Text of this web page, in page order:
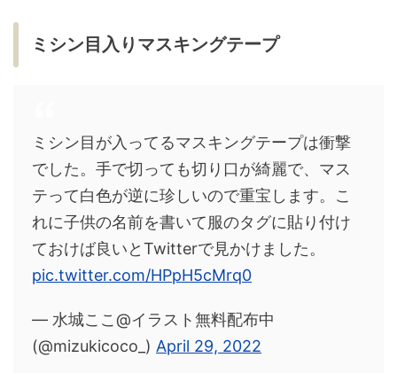
ミシン目入りマスキングテープ
ミシン目が入ってるマスキングテープは衝撃
でした。手で切っても切り口が綺麗で、マス
テって白色が逆に珍しいので重宝します。こ
れに子供の名前を書いて服のタグに貼り付け
ておけば良いとTwitterで見かけました。
pic.twitter.com/HPpH5cMrq0
— 水城ここ@イラスト無料配布中
(@mizukicoco_) April 29, 2022